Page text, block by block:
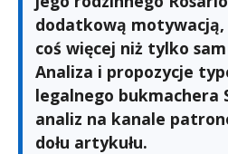
dodatkową motywacją,
coś więcej niż tylko
Analiza i propozycje
legalnego bukmachera
analiz na kanale
dołu artykułu.